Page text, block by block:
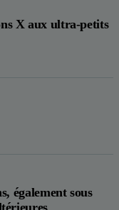
X aux ultra-petits
également sous